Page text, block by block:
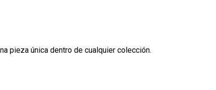
pieza única dentro de cualquier colección.